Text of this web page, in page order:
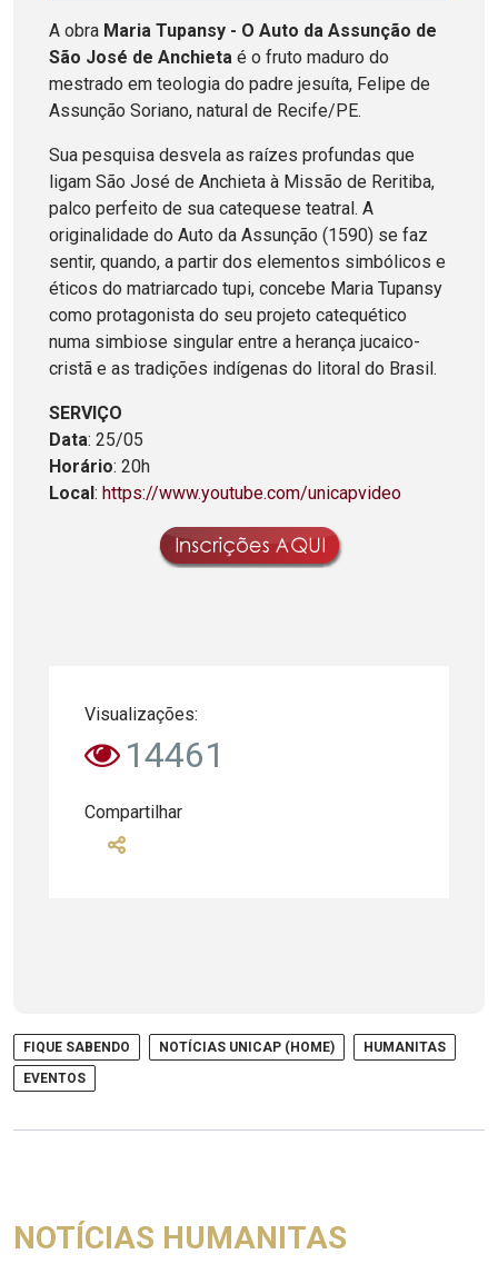
A obra Maria Tupansy - O Auto da Assunção de
São José de Anchieta é o fruto maduro do
mestrado em teologia do padre jesuíta, Felipe de
Assunção Soriano, natural de Recife/PE.
Sua pesquisa desvela as raízes profundas que
ligam São José de Anchieta à Missão de Reritiba,
palco perfeito de sua catequese teatral. A
originalidade do Auto da Assunção (1590) se faz
sentir, quando, a partir dos elementos simbólicos e
éticos do matriarcado tupi, concebe Maria Tupansy
como protagonista do seu projeto catequético
numa simbiose singular entre a herança jucaico-
cristã e as tradições indígenas do litoral do Brasil.
SERVIÇO
Data: 25/05
Horário: 20h
Local: https://www.youtube.com/unicapvideo
Visualizações:
14461
Compartilhar
FIQUE SABENDO NOTÍCIAS UNICAP (HOME)
HUMANITAS
EVENTOS
NOTÍCIAS HUMANITAS